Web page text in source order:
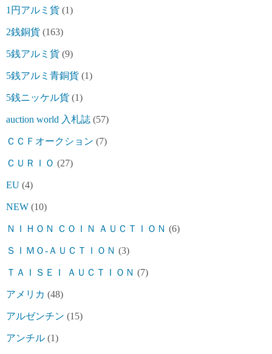
1円アルミ貨 (1)
2銭銅貨 (163)
5銭アルミ貨 (9)
5銭アルミ青銅貨 (1)
5銭ニッケル貨 (1)
auction world 入札誌 (57)
ＣＣＦオークション (7)
ＣＵＲＩＯ (27)
EU (4)
NEW (10)
ＮＩＨＯＮ ＣＯＩＮ ＡＵＣＴＩＯＮ (6)
ＳＩＭＯ-ＡＵＣＴＩＯＮ (3)
ＴＡＩＳＥＩ ＡＵＣＴＩＯＮ (7)
アメリカ (48)
アルゼンチン (15)
アンチル (1)